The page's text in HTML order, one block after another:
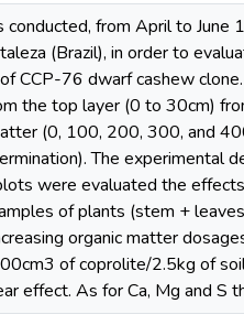
from April to June
(Brazil), in order to
CCP-76 dwarf cashew
the top layer (0 to 30cm)
(0, 100, 200, 300, and
The experimental
were evaluated the
of plants (stem +
organic matter
of coprolite/2.5kg of
effect. As for Ca, Mg and S